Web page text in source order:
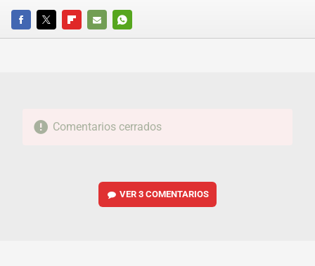
FACEBOOKTWITTERFLIPBOARD
E-
WHATSAPP
Comentarios cerrados
VER3 COMENTARIOS